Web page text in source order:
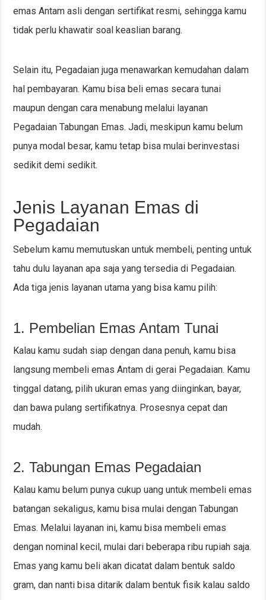
emas Antam asli dengan sertifikat resmi, sehingga kamu
tidak perlu khawatir soal keaslian barang.
Selain itu, Pegadaian juga menawarkan kemudahan dalam
hal pembayaran. Kamu bisa beli emas secara tunai
maupun dengan cara menabung melalui layanan
Pegadaian Tabungan Emas. Jadi, meskipun kamu belum
punya modal besar, kamu tetap bisa mulai berinvestasi
sedikit demi sedikit.
Jenis Layanan Emas di
Pegadaian
Sebelum kamu memutuskan untuk membeli, penting untuk
tahu dulu layanan apa saja yang tersedia di Pegadaian.
Ada tiga jenis layanan utama yang bisa kamu pilih:
1. Pembelian Emas Antam Tunai
Kalau kamu sudah siap dengan dana penuh, kamu bisa
langsung membeli emas Antam di gerai Pegadaian. Kamu
tinggal datang, pilih ukuran emas yang diinginkan, bayar,
dan bawa pulang sertifikatnya. Prosesnya cepat dan
mudah.
2. Tabungan Emas Pegadaian
Kalau kamu belum punya cukup uang untuk membeli emas
batangan sekaligus, kamu bisa mulai dengan Tabungan
Emas. Melalui layanan ini, kamu bisa membeli emas
dengan nominal kecil, mulai dari beberapa ribu rupiah saja.
Emas yang kamu beli akan dicatat dalam bentuk saldo
gram, dan nanti bisa ditarik dalam bentuk fisik kalau saldo